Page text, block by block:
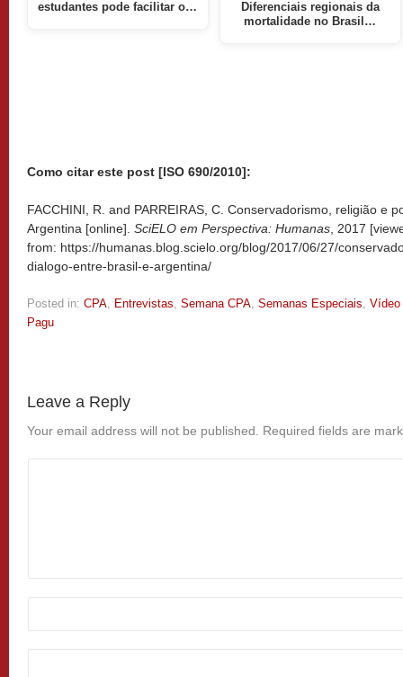
estudantes pode facilitar o…
Diferenciais regionais da
mortalidade no Brasil…
Como citar este post [ISO 690/2010]:
FACCHINI, R. and PARREIRAS, C. Conservadorismo, religião e
Argentina [online]. SciELO em Perspectiva: Humanas , 2017
from: https://humanas.blog.scielo.org/blog/2017/06/27/
dialogo-entre-brasil-e-argentina/
Posted in: CPA Entrevistas Semana CPA Semanas Especiais Vídeo
Pagu
Leave a Reply
Your email address will not be published. Required fields are